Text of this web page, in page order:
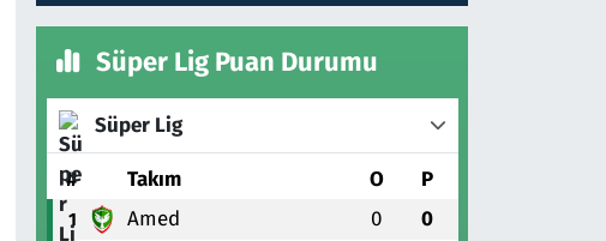
Süper Lig Puan Durumu
Süper Lig
# Takım O P
1 Amed 0 0